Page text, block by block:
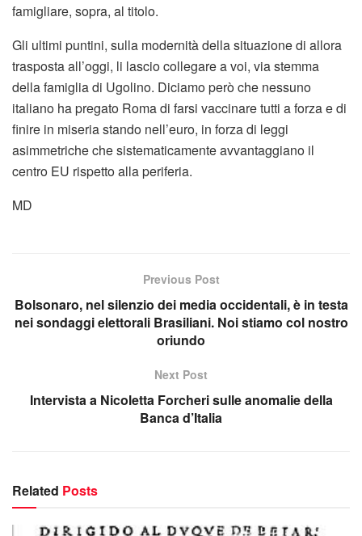
famigliare, sopra, al titolo.
Gli ultimi puntini, sulla modernità della situazione di allora
trasposta all’oggi, li lascio collegare a voi, via stemma
della famiglia di Ugolino. Diciamo però che nessuno
italiano ha pregato Roma di farsi vaccinare tutti a forza e di
finire in miseria stando nell’euro, in forza di leggi
asimmetriche che sistematicamente avvantaggiano il
centro EU rispetto alla periferia.
MD
Previous Post
Bolsonaro, nel silenzio dei media occidentali, è in testa
nei sondaggi elettorali Brasiliani. Noi stiamo col nostro
oriundo
Next Post
Intervista a Nicoletta Forcheri sulle anomalie della
Banca d’Italia
Related Posts